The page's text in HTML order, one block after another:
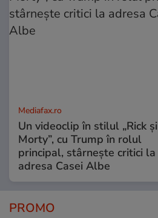
Mediafax.ro
Un videoclip în stilul „Rick și
Morty”, cu Trump în rolul
principal, stârnește critici la
adresa Casei Albe
PROMO